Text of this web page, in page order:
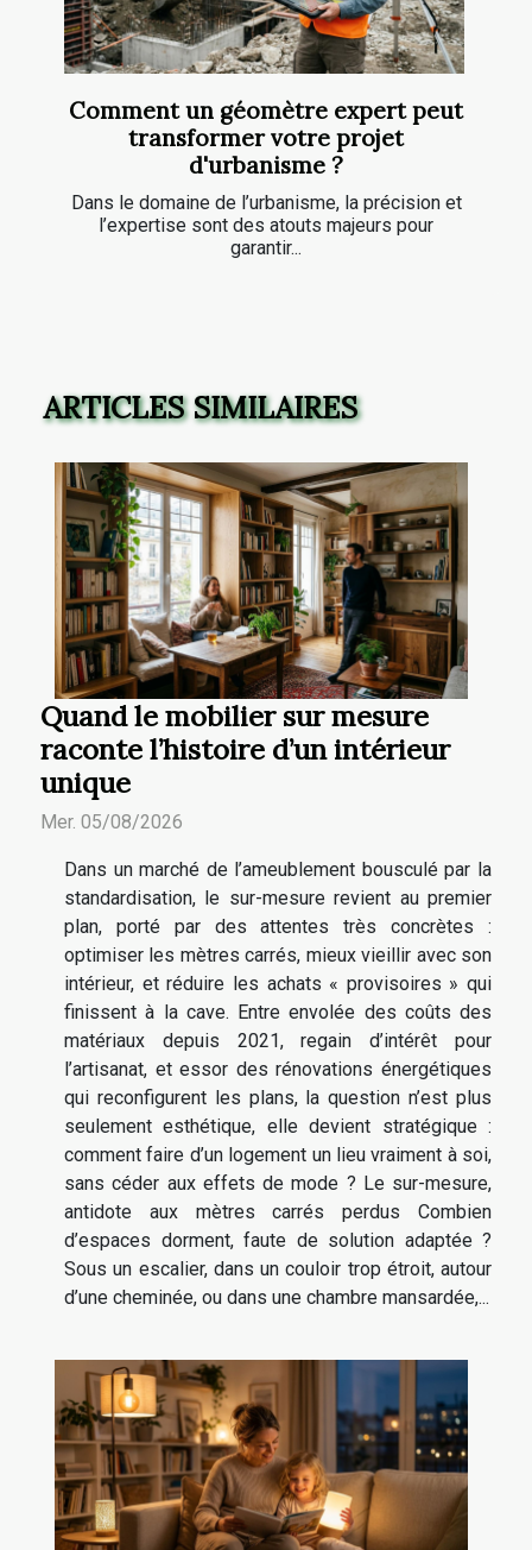
Comment un géomètre expert peut
transformer votre projet
d'urbanisme ?
Dans le domaine de l’urbanisme, la précision et
l’expertise sont des atouts majeurs pour
garantir...
ARTICLES SIMILAIRES
Quand le mobilier sur mesure
raconte l’histoire d’un intérieur
unique
Mer. 05/08/2026
Dans un marché de l’ameublement bousculé par la
standardisation, le sur-mesure revient au premier
plan, porté par des attentes très concrètes :
optimiser les mètres carrés, mieux vieillir avec son
intérieur, et réduire les achats « provisoires » qui
finissent à la cave. Entre envolée des coûts des
matériaux depuis 2021, regain d’intérêt pour
l’artisanat, et essor des rénovations énergétiques
qui reconfigurent les plans, la question n’est plus
seulement esthétique, elle devient stratégique :
comment faire d’un logement un lieu vraiment à soi,
sans céder aux effets de mode ? Le sur-mesure,
antidote aux mètres carrés perdus Combien
d’espaces dorment, faute de solution adaptée ?
Sous un escalier, dans un couloir trop étroit, autour
d’une cheminée, ou dans une chambre mansardée,...